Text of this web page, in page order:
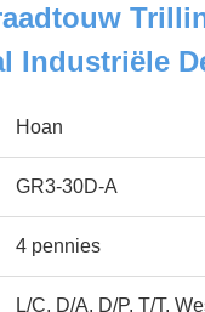
Industriële
Hoan
GR3-30D-A
4 pennies
L/C, D/A, D/P, T/T,